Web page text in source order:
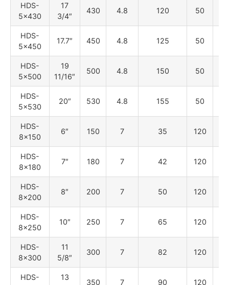
HDS-
5×430
17
3/4″
430 4.8 120 50
HDS-
5×450
17.7″ 450 4.8 125 50
HDS-
5×500
19
11/16″
500 4.8 150 50
HDS-
5×530
20″ 530 4.8 155 50
HDS-
8×150
6″ 150 7 35 120
HDS-
8×180
7″ 180 7 42 120
HDS-
8×200
8″ 200 7 50 120
HDS-
8×250
10″ 250 7 65 120
HDS-
8×300
11
5/8″
300 7 82 120
HDS-
13
350 7 90 120